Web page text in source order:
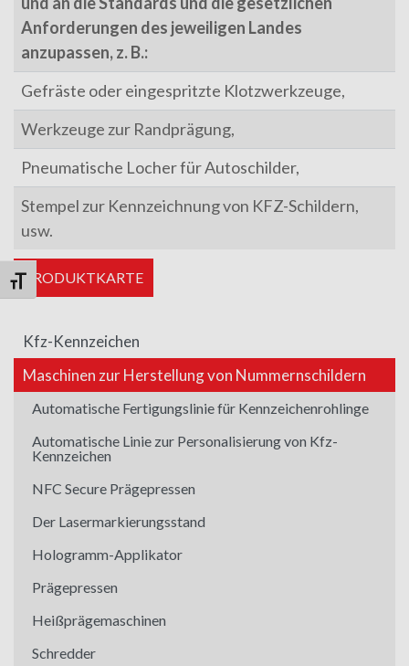
Schrift vergrößern
Anforderungen des jeweiligen Landes
anzupassen, z. B.:
Gefräste oder eingespritzte Klotzwerkzeuge,
Werkzeuge zur Randprägung,
Pneumatische Locher für Autoschilder,
Stempel zur Kennzeichnung von KFZ-Schildern,
usw.
PRODUKTKARTE
Kfz-Kennzeichen
Maschinen zur Herstellung von Nummernschildern
Automatische Fertigungslinie für Kennzeichenrohlinge
Automatische Linie zur Personalisierung von Kfz-
Kennzeichen
NFC Secure Prägepressen
Der Lasermarkierungsstand
Hologramm-Applikator
Prägepressen
Heißprägemaschinen
Schredder